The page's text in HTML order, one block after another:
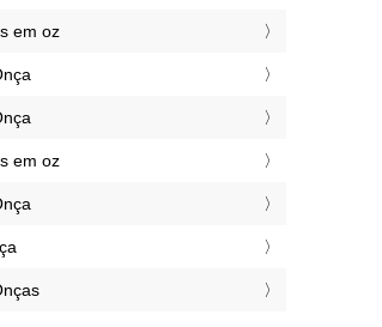
em oz
em oz